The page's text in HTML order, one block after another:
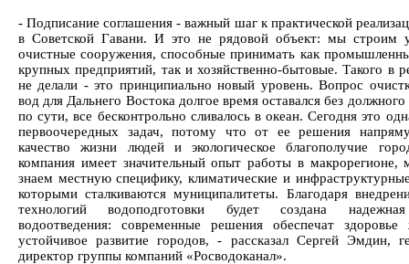
- Подписание соглашения - важный шаг к практической
в Советской Гавани. И это не рядовой объект: мы строим
очистные сооружения, способные принимать как
крупных предприятий, так и хозяйственно-бытовые. Такого в
не делали - это принципиально новый уровень. Вопрос
вод для Дальнего Востока долгое время оставался без
по сути, все бесконтрольно сливалось в океан. Сегодня это
первоочередных задач, потому что от ее решения
качество жизни людей и экологическое благополучие
компания имеет значительный опыт работы в
знаем местную специфику, климатические и
которыми сталкиваются муниципалитеты. Благодаря
технологий водоподготовки будет создана
водоотведения: современные решения обеспечат
устойчивое развитие городов, - рассказал Сергей Эмдин,
директор группы компаний «Росводоканал».